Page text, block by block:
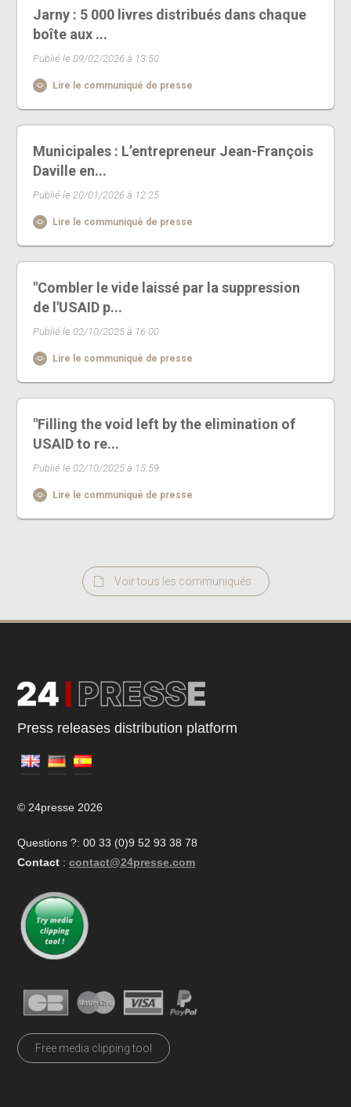
Jarny : 5 000 livres distribués dans chaque
boîte aux ...
Publié le 09/02/2026 à 13:50
Lire le communiqué de presse
Municipales : L’entrepreneur Jean-François
Daville en...
Publié le 20/01/2026 à 12:25
Lire le communiqué de presse
"Combler le vide laissé par la suppression
de l'USAID p...
Publié le 02/10/2025 à 16:00
Lire le communiqué de presse
"Filling the void left by the elimination of
USAID to re...
Publié le 02/10/2025 à 15:59
Lire le communiqué de presse
Voir tous les communiqués
Press releases distribution platform
© 24presse 2026
Questions ?: 00 33 (0)9 52 93 38 78
Contact : contact@24presse.com
Free media clipping tool